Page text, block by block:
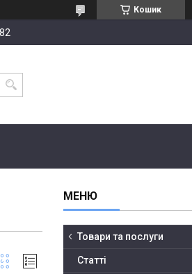
Кошик
Товари та послуги
Статті